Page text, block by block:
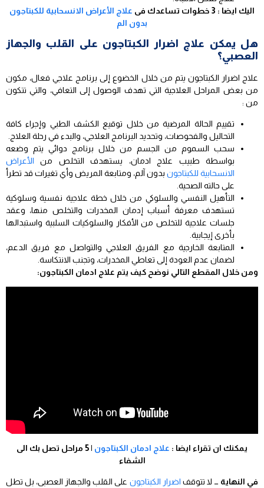
اليك ايضا : 3 خطوات تساعدك فى
علاج الأعراض الانسحابية للكبتاجون
بدون الم
هل يمكن علاج اضرار الكبتاجون على القلب والجهاز
العصبي؟
علاج اضرار الكبتاجون يتم من خلال الخضوع إلى برنامج علاجي فعال، مكون
من بعض المراحل العلاجية التي تهدف الوصول إلى التعافي، والتي تتكون
من :
تقييم الحالة المرضية من خلال توقيع الكشف الطبي وإجراء كافة
التحاليل والفحوصات، وتحديد البرنامج العلاجي، والبدء في رحلة العلاج.
سحب السموم من الجسم من خلال برنامج دوائي يتم وضعه
بواسطة طبيب علاج ادمان، يستهدف التخلص من الأعراض
الانسحابية للكبتاجون بدون آلم، ومتابعة المريض وأي تغيرات قد تطرأ
على حالته الصحية.
التأهيل النفسي والسلوكي من خلال خطة علاجية نفسية وسلوكية
تستهدف معرفة أسباب إدمان المخدرات والتخلص منها، وعقد
جلسات علاجية للتخلص من الأفكار والسلوكيات السلبية واستبدالها
بأخرى إيجابية.
المتابعة الخارجية مع الفريق العلاجي والتواصل مع فريق الدعم،
لضمان عدم العودة إلى تعاطي المخدرات، وتجنب الانتكاسة.
ومن خلال المقطع التالي نوضح كيف يتم علاج ادمان الكبتاجون:
يمكنك ان تقراء ايضا : علاج ادمان الكبتاجون
| 5 مراحل تصل بك الى
الشفاء
في النهاية … لا تتوقف اضرار الكبتاجون على القلب والجهاز العصبى، بل تطل